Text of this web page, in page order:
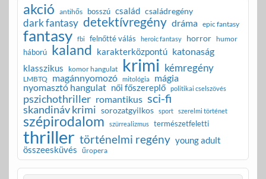
akció antihős bosszú család családregény
dark fantasy detektívregény dráma epic fantasy
fantasy fbi felnőtté válás heroic fantasy horror humor
háború kaland karakterközpontú katonaság
klasszikus komor hangulat krimi kémregény
LMBTQ magánnyomozó mitológia mágia
nyomasztó hangulat női főszereplő politikai cselszövés
pszichothriller romantikus sci-fi
skandináv krimi sorozatgyilkos sport szerelmi történet
szépirodalom szürrealizmus természetfeletti
thriller történelmi regény young adult
összeesküvés űropera